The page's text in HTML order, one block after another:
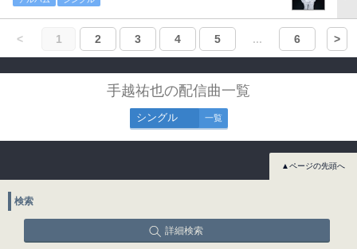
< 1 2 3 4 5 ... 6 >
手越祐也の配信曲一覧
シングル 一覧
▲ページの先頭へ
検索
詳細検索